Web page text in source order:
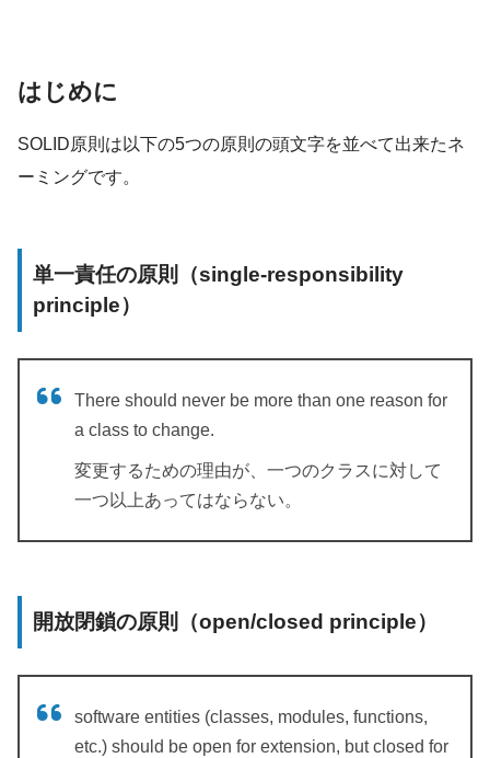
はじめに
SOLID原則は以下の5つの原則の頭文字を並べて出来たネ
ーミングです。
単一責任の原則（single-responsibility
principle）
There should never be more than one reason for
a class to change.
変更するための理由が、一つのクラスに対して
一つ以上あってはならない。
開放閉鎖の原則（open/closed principle）
software entities (classes, modules, functions,
etc.) should be open for extension, but closed for